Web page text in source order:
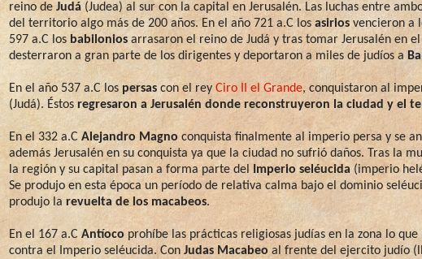
reino de Judá(Judea) al sur con la capital en Jerusalén. Las luchas entre
del territorio algo más de 200 años. En el año 721 a.C losasiriosvencieron a
597 a.C los babilonios arrasaron el reino de Judá y tras tomar Jerusalén en
desterraron a gran parte de los dirigentes y deportaron a miles de judíos a
En el año 537 a.C los persascon el rey Ciro II el Grande, conquistaron al
(Judá). Éstosregresaron a Jerusalén donde reconstruyeron la ciudad y el
En el 332 a.CAlejandro Magno conquista finalmente al imperio persa y se
además Jerusalén en su conquista ya que la ciudad no sufrió daños. Tras la
la región y su capital pasan a forma parte delImperio seléucida (imperio
Se produjo en esta época un período de relativa calma bajo el dominio
produjo la revuelta de los macabeos.
En el 167 a.C Antíoco prohíbe las prácticas religiosas judías en la zona lo
contra el Imperio seléucida. Con Judas Macabeo al frente del ejercito judío